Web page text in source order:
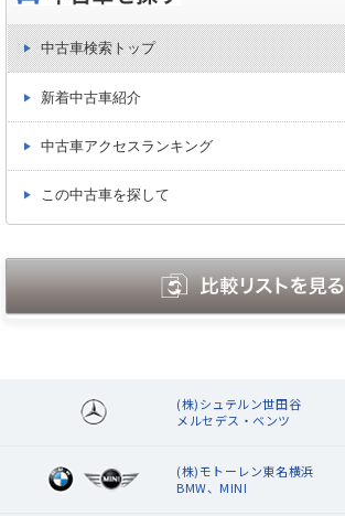
中古車検索トップ
新着中古車紹介
中古車アクセスランキング
この中古車を探して
(株)シュテルン世田谷
メルセデス・ベンツ
(株)モトーレン東名横浜
BMW、MINI